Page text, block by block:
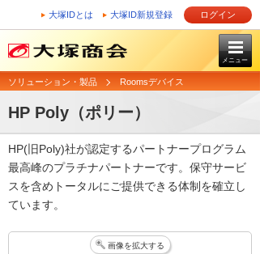
大塚IDとは 大塚ID新規登録 ログイン
メニュー
ソリューション・製品 Roomsデバイス
HP Poly（ポリー）
HP(旧Poly)社が認定するパートナープログラム
最高峰のプラチナパートナーです。保守サービ
スを含めトータルにご提供できる体制を確立し
ています。
画像を拡大する